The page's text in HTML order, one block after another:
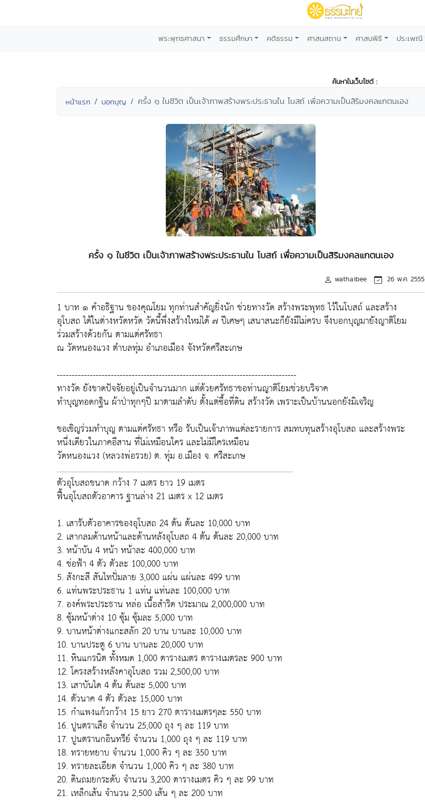
พระพุทธศาสนา ธรรมศึกษา คติธรรม ศาสนสถาน ศาสนพิธี ประเพณี
ค้นหาในเว็บไซต์ :
หน้าแรก บอกบุญ ครั้ง ๑ ในชีวิต เป็นเจ้าภาพสร้างพระประธานใน โบสถ์ เพื่อความเป็นสิริมงคลแกตนเอง
ครั้ง ๑ ในชีวิต เป็นเจ้าภาพสร้างพระประธานใน โบสถ์ เพื่อความเป็นสิริมงคลแกตนเอง
wathaibee 26 พ.ค. 2555
1 บาท ๑ คำอธิฐาน ของคุณโยม ทุกท่านสำคัญยิ่งนัก ช่วยทางวัด สร้างพระพุทธ ไว้ในโบสถ์ และสร้าง
อุโบสถ ได้ในต่างหวัดหวัด วัดนี้พึ่งสร้างใหม่ได้ ๗ ปีเศษๆ เสนาสนะก็ยังมีไม่ครบ จึงบอกบุญมายังญาติโยม
ร่วมสร้างด้วยกัน ตามแต่ศรัทธา
ณ วัดหนองแวง ตำบลทุ่ม อำเภอเมือง จังหวัดศรีสะเกษ
--------------------------------------------------------------------------------
ทางวัด ยังขาดปัจจัยอยู่เป็นจำนวนมาก แต่ด้วยศรัทธาขอท่านญาติโยมช่วยบริจาค
ทำบุญทอดกฐิน ผ้าป่าทุกๆปี มาตามลำดับ ตั้งแต่ซื้อที่ดิน สร้างวัด เพราะเป็นบ้านนอกยังมิเจริญ
ขอเชิญร่วมทำบุญ ตามแต่ศรัทธา หรือ รับเป็นเจ้าภาพแต่ละรายการ สมทบทุนสร้างอุโบสถ และสร้างพระ
หนึ่งเดียวในภาคอีสาน ที่ไม่เหมือนใคร และไม่มีใครเหมือน
วัดหนองแวง (หลวงพ่อรวย) ต. ทุ่ม อ.เมือง จ. ศรีสะเกษ
……………………………………………………..........................................................
ตัวอุโบสถขนาด กว้าง 7 เมตร ยาว 19 เมตร
ฟื้นอุโบสถตัวอาคาร ฐานล่าง 21 เมตร x 12 เมตร
1. เสารับตัวอาคารของอุโบสถ 24 ต้น ต้นละ 10,000 บาท
2. เสากลมด้านหน้าและด้านหลังอุโบสถ 4 ต้น ต้นละ 20,000 บาท
3. หน้าบัน 4 หน้า หน้าละ 400,000 บาท
4. ช่อฟ้า 4 ตัว ตัวละ 100,000 บาท
5. สังกะสี สันไทปั่มลาย 3,000 แผ่น แผ่นละ 499 บาท
6. แท่นพระประธาน 1 แท่น แท่นละ 100,000 บาท
7. องค์พระประธาน หล่อ เนื้อสำริด ประมาณ 2,000,000 บาท
8. ซุ้มหน้าต่าง 10 ซุ้ม ซุ้มละ 5,000 บาท
9. บานหน้าต่างแกะสลัก 20 บาน บานละ 10,000 บาท
10. บานประตู 6 บาน บานละ 20,000 บาท
11. หินแกรนิต ทั้งหมด 1,000 ตารางเมตร ตารางเมตรละ 900 บาท
12. โครงสร้างหลังคาอุโบสถ รวม 2,500,00 บาท
13. เสาบันได 4 ต้น ต้นละ 5,000 บาท
14. ตัวนาค 4 ตัว ตัวละ 15,000 บาท
15. กำแพงแก้วกว้าง 15 ยาว 270 ตารางเมตรๆละ 550 บาท
16. ปูนตราเสือ จำนวน 25,000 ถุง ๆ ละ 119 บาท
17. ปูนตรานกอินทรีย์ จำนวน 1,000 ถุง ๆ ละ 119 บาท
18. ทรายหยาบ จำนวน 1,000 คิว ๆ ละ 350 บาท
19. ทรายละเอียด จำนวน 1,000 คิว ๆ ละ 380 บาท
20. ดินถมยกระดับ จำนวน 3,200 ตารางเมตร คิว ๆ ละ 99 บาท
21. เหล็กเส้น จำนวน 2,500 เส้น ๆ ละ 200 บาท